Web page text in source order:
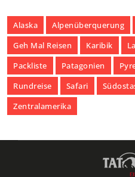
Alaska Alpenüberquerung
Geh Mal Reisen
Karibik
Packliste
Patagonien
Rundreise
Safari
Zentralamerika